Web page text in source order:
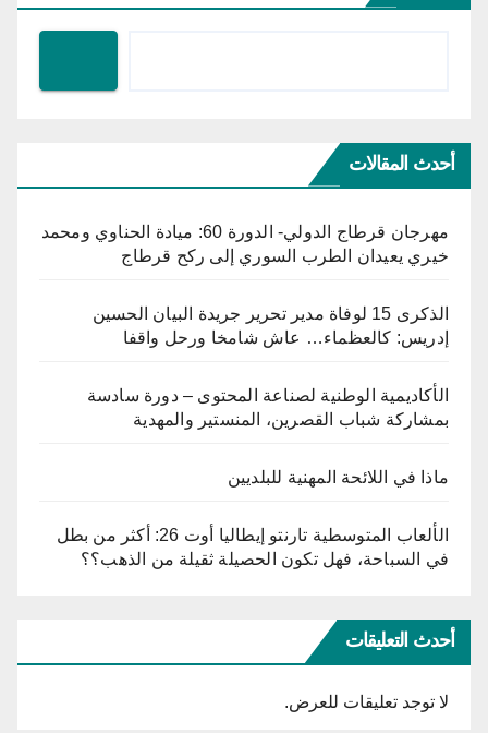
أحدث المقالات
مهرجان قرطاج الدولي- الدورة 60: ميادة الحناوي ومحمد
خيري يعيدان الطرب السوري إلى ركح قرطاج
الذكرى 15 لوفاة مدير تحرير جريدة البيان الحسين
إدريس: كالعظماء… عاش شامخا ورحل واقفا
الأكاديمية الوطنية لصناعة المحتوى – دورة سادسة
بمشاركة شباب القصرين، المنستير والمهدية
ماذا في اللائحة المهنية للبلديين
الألعاب المتوسطية تارنتو إيطاليا أوت 26: أكثر من بطل
في السباحة، فهل تكون الحصيلة ثقيلة من الذهب؟؟
أحدث التعليقات
لا توجد تعليقات للعرض.